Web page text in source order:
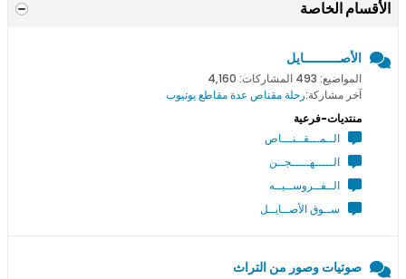
الأقسام الخاصة
الأصــــــــــايل
المواضيع: 493 المشاركات: 4,160
آخر مشاركة:رحلة مقناص عدة مقاطع يوتيوب
منتديات-فرعية
الــمـــقــنـــاص
الـــــهـــــجــن
الــفــروســيــه
ســوق الأصــايــل
صوتيات وصور من التراث